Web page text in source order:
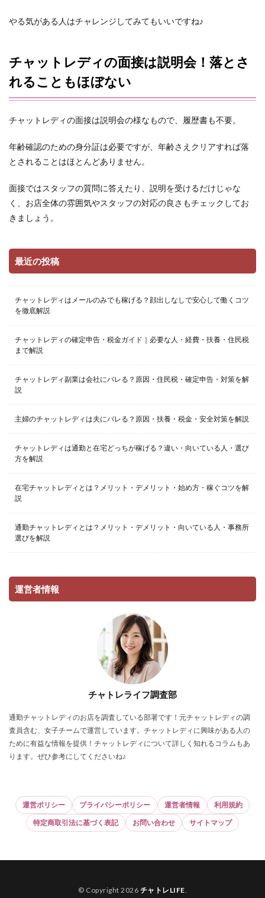
やる気がある人はチャレンジしてみてもいいですね♪
チャットレディの面接は説明会！落とさ
れることもほぼない
チャットレディの面接は説明会の様なもので、履歴書も不要。
年齢確認のための身分証は必要ですが、年齢さえクリアすれば落
とされることはほとんどありません。
面接ではスタッフの質問に答えたり、説明を受けるだけじゃな
く、お店全体の雰囲気やスタッフの対応の良さもチェックしてお
きましょう。
最近の投稿
チャットレディはメールのみでも稼げる？顔出しなしで安心して働くコツ
を徹底解説
チャットレディの確定申告・税金ガイド｜必要な人・経費・扶養・住民税
まで解説
チャットレディ副業は会社にバレる？原因・住民税・確定申告・対策を解
説
主婦のチャットレディは夫にバレる？原因・扶養・税金・安全対策を解説
チャットレディは通勤と在宅どっちが稼げる？違い・向いている人・選び
方を解説
在宅チャットレディとは？メリット・デメリット・始め方・稼ぐコツを解
説
通勤チャットレディとは？メリット・デメリット・向いている人・事務所
選びを解説
運営者情報
チャトレライフ調査部
通勤チャットレディのお店を調査している部署です！元チャットレディの調
査員含む、女子チームで運営しています。チャットレディに興味がある人の
ために有益な情報を提供！チャットレディについて詳しく知れるコラムもあ
ります。ぜひ参考にしてくださいね♪
運営ポリシー プライバシーポリシー 運営者情報
利用規約
特定商取引法に基づく表記
お問い合わせ サイトマップ
© Copyright 2026 チャトレLIFE.